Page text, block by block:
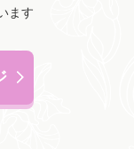
ます